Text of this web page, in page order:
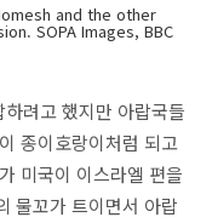
and the other
SOPA Images, BBC
려고 했지만 아랍국들
종이호랑이처럼 되고
미국이 이스라엘 편을
물꼬가 트이면서 아랍